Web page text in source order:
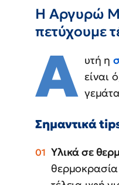
Η Αργυρώ
πετύχουμε
Α υτή η
είναι
Σημαντικά
Υλικά σε